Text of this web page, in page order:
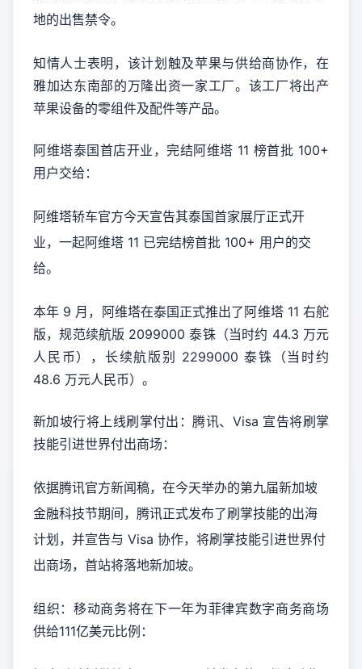
地的出售禁令。
知情人士表明，该计划触及苹果与供给商协作，在
雅加达东南部的万隆出资一家工厂。该工厂将出产
苹果设备的零组件及配件等产品。
阿维塔泰国首店开业，完结阿维塔 11 榜首批 100+
用户交给：
阿维塔轿车官方今天宣告其泰国首家展厅正式开
业，一起阿维塔 11 已完结榜首批 100+ 用户的交
给。
本年 9 月，阿维塔在泰国正式推出了阿维塔 11 右舵
版，规范续航版 2099000 泰铢（当时约 44.3 万元
人民币），长续航版别 2299000 泰铢（当时约
48.6 万元人民币）。
新加坡行将上线刷掌付出：腾讯、Visa 宣告将刷掌
技能引进世界付出商场：
依据腾讯官方新闻稿，在今天举办的第九届新加坡
金融科技节期间，腾讯正式发布了刷掌技能的出海
计划，并宣告与 Visa 协作，将刷掌技能引进世界付
出商场，首站将落地新加坡。
组织：移动商务将在下一年为菲律宾数字商务商场
供给111亿美元比例：